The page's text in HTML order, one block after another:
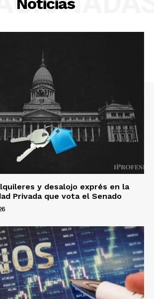
y desalojo exprés en la
Privada que vota el Senado